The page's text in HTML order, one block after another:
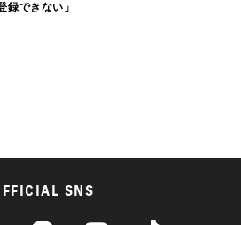
録できない」
SNS